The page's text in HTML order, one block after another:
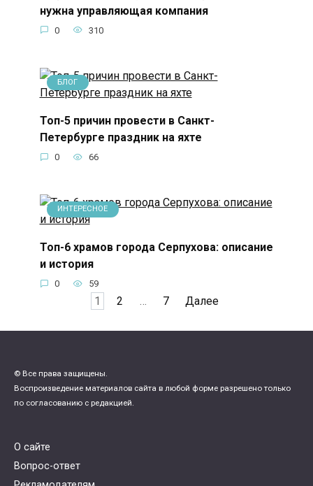
нужна управляющая компания
0 310
БЛОГ
Топ-5 причин провести в Санкт-
Петербурге праздник на яхте
0 66
ИНТЕРЕСНОЕ
Топ-6 храмов города Серпухова: описание
и история
0 59
1 2 … 7 Далее
© Все права защищены.
Воспроизведение материалов сайта в любой форме разрешено только
по согласованию с редакцией.
О сайте
Вопрос-ответ